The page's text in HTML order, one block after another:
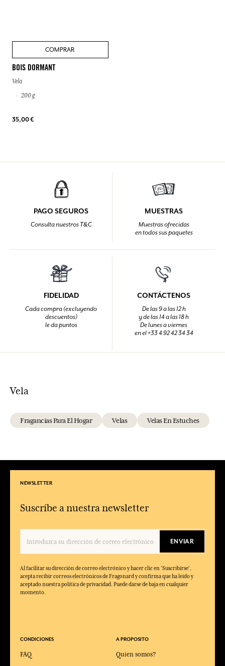
COMPRAR
BOIS DORMANT
Vela
200 g
35,00 €
PAGO SEGUROS
Consulta nuestros T&C
MUESTRAS
Muestras ofrecidas
en todos sus paquetes
FIDELIDAD
Cada compra (excluyendo
descuentos)
le da puntos
CONTÁCTENOS
De las 9 a las 12 h
y de las 14 a las 18 h
De lunes a viernes
en el +33 4 92 42 34 34
Vela
Fragancias Para El Hogar Velas Velas En Estuches
NEWSLETTER
Suscríbe a nuestra newsletter
ENVIAR
Al facilitar su dirección de correo electrónico y hacer clic en 'Suscribirse',
acepta recibir correos electrónicos de Fragonard y confirma que ha leído y
aceptado nuestra política de privacidad. Puede darse de baja en cualquier
momento.
CONDICIONES
FAQ
A PROPOSITO
Quien somos?